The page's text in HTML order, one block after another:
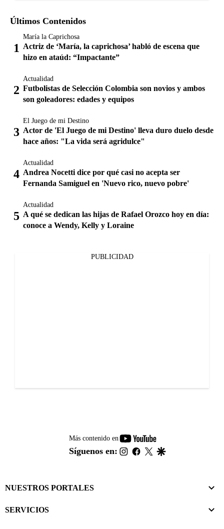
Últimos Contenidos
María la Caprichosa
Actriz de ‘María, la caprichosa’ habló de escena que
hizo en ataúd: “Impactante”
Actualidad
Futbolistas de Selección Colombia son novios y ambos
son goleadores: edades y equipos
El Juego de mi Destino
Actor de 'El Juego de mi Destino' lleva duro duelo desde
hace años: "La vida será agridulce"
Actualidad
Andrea Nocetti dice por qué casi no acepta ser
Fernanda Samiguel en 'Nuevo rico, nuevo pobre'
Actualidad
A qué se dedican las hijas de Rafael Orozco hoy en día:
conoce a Wendy, Kelly y Loraine
PUBLICIDAD
Más contenido en
youtube-
footer
Síguenos en: instagram
facebook
twitter
NUESTROS PORTALES
SERVICIOS